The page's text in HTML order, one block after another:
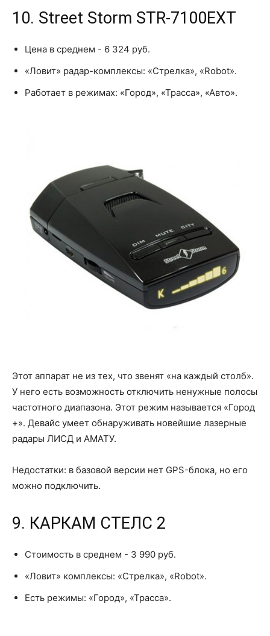
10. Street Storm STR-7100EXT
Цена в среднем - 6 324 руб.
«Ловит» радар-комплексы: «Стрелка», «Robot».
Работает в режимах: «Город», «Трасса», «Авто».
Этот аппарат не из тех, что звенят «на каждый столб».
У него есть возможность отключить ненужные полосы
частотного диапазона. Этот режим называется «Город
+». Девайс умеет обнаруживать новейшие лазерные
радары ЛИСД и АМАТУ.
Недостатки: в базовой версии нет GPS-блока, но его
можно подключить.
9. КАРКАМ СТЕЛС 2
Стоимость в среднем - 3 990 руб.
«Ловит» комплексы: «Стрелка», «Robot».
Есть режимы: «Город», «Трасса».